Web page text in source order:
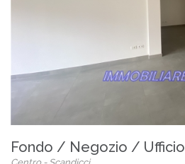
Fondo / Negozio / Ufficio